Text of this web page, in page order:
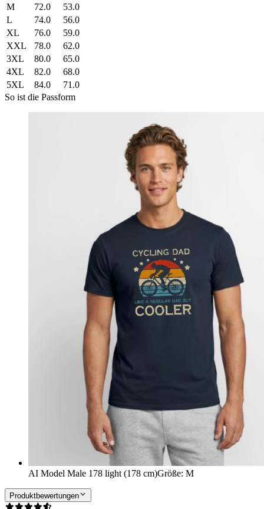
M
72.0
53.0
L
74.0
56.0
XL
76.0
59.0
XXL
78.0
62.0
3XL
80.0
65.0
4XL
82.0
68.0
5XL
84.0
71.0
So ist die Passform
AI Model Male 178 light (178 cm)Größe: M
Produktbewertungen